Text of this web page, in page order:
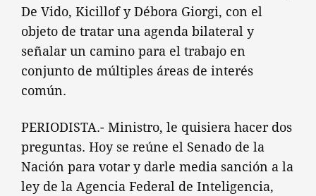
De Vido, Kicillof y Débora Giorgi, con el
objeto de tratar una agenda bilateral y
señalar un camino para el trabajo en
conjunto de múltiples áreas de interés
común.
PERIODISTA.- Ministro, le quisiera hacer dos
preguntas. Hoy se reúne el Senado de la
Nación para votar y darle media sanción a la
ley de la Agencia Federal de Inteligencia,